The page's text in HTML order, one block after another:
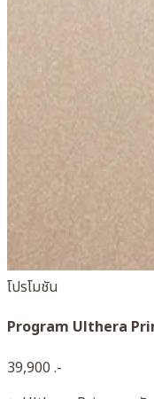
โปรโมชัน
Program Ulthera
39,900 .-